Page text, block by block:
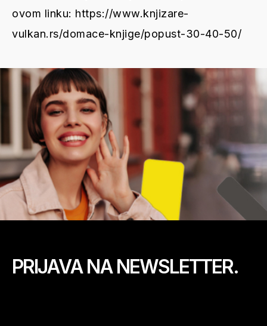
ovom linku: https://www.knjizare-
vulkan.rs/domace-knjige/popust-30-40-50/
PRIJAVA NA NEWSLETTER.